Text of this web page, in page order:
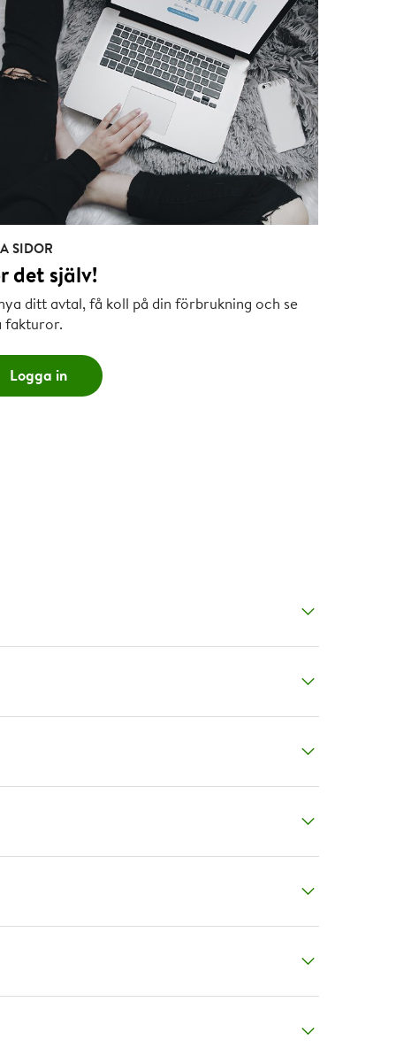
SIDOR
det själv!
ditt avtal, få koll på din förbrukning och se
fakturor.
Logga in